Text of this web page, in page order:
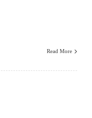
Read More